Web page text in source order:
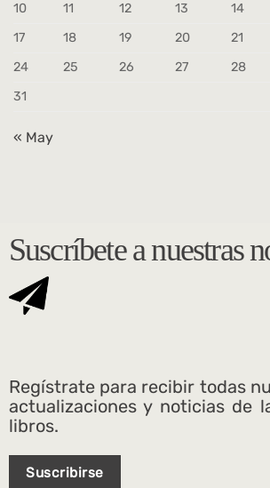
10
11 12 13 14
17
18 19 20 21
24
25 26 27 28
31
« May
Suscríbete a nuestras
Regístrate para recibir todas
actualizaciones y noticias de
libros.
Suscribirse